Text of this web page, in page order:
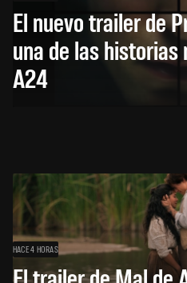
El nuevo trailer de
una de las historias
A24
HACE 4 HORAS